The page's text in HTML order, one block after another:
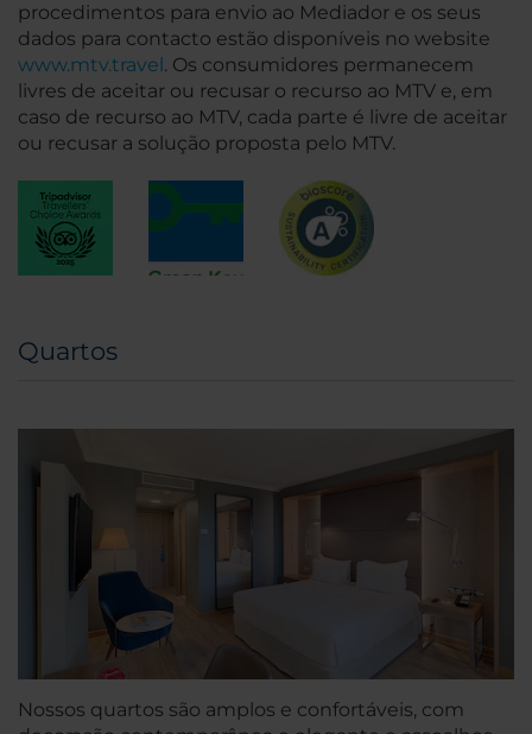
procedimentos para envio ao Mediador e os seus
dados para contacto estão disponíveis no website
www.mtv.travel . Os consumidores permanecem
livres de aceitar ou recusar o recurso ao MTV e, em
caso de recurso ao MTV, cada parte é livre de aceitar
ou recusar a solução proposta pelo MTV.
Quartos
Nossos quartos são amplos e confortáveis, com